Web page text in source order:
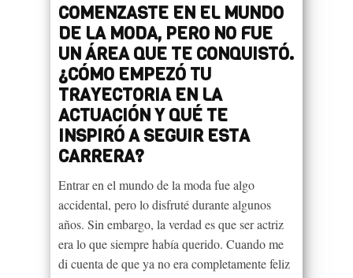
COMENZASTE EN EL MUNDO
DE LA MODA, PERO NO FUE
UN ÁREA QUE TE CONQUISTÓ.
¿CÓMO EMPEZÓ TU
TRAYECTORIA EN LA
ACTUACIÓN Y QUÉ TE
INSPIRÓ A SEGUIR ESTA
CARRERA?
Entrar en el mundo de la moda fue algo
accidental, pero lo disfruté durante algunos
años. Sin embargo, la verdad es que ser actriz
era lo que siempre había querido. Cuando me
di cuenta de que ya no era completamente feliz